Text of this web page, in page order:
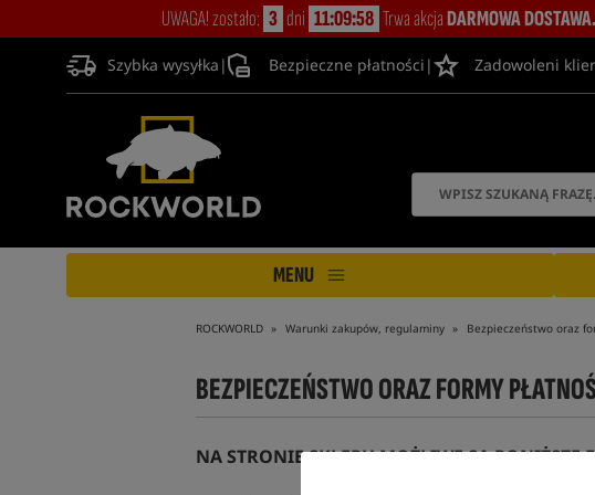
UWAGA! zostało: 3 dni 11:09:57 Trwa akcjaDARMOWA DOSTAWA.
Szybka wysyłka | Bezpieczne płatności | Zadowoleni
MENU
ROCKWORLD Warunki zakupów, regulaminy Bezpieczeństwo oraz
BEZPIECZEŃSTWO ORAZ FORMY
NA STRONIE SKLEPU MOŻLIWE SĄ PONIŻSZE